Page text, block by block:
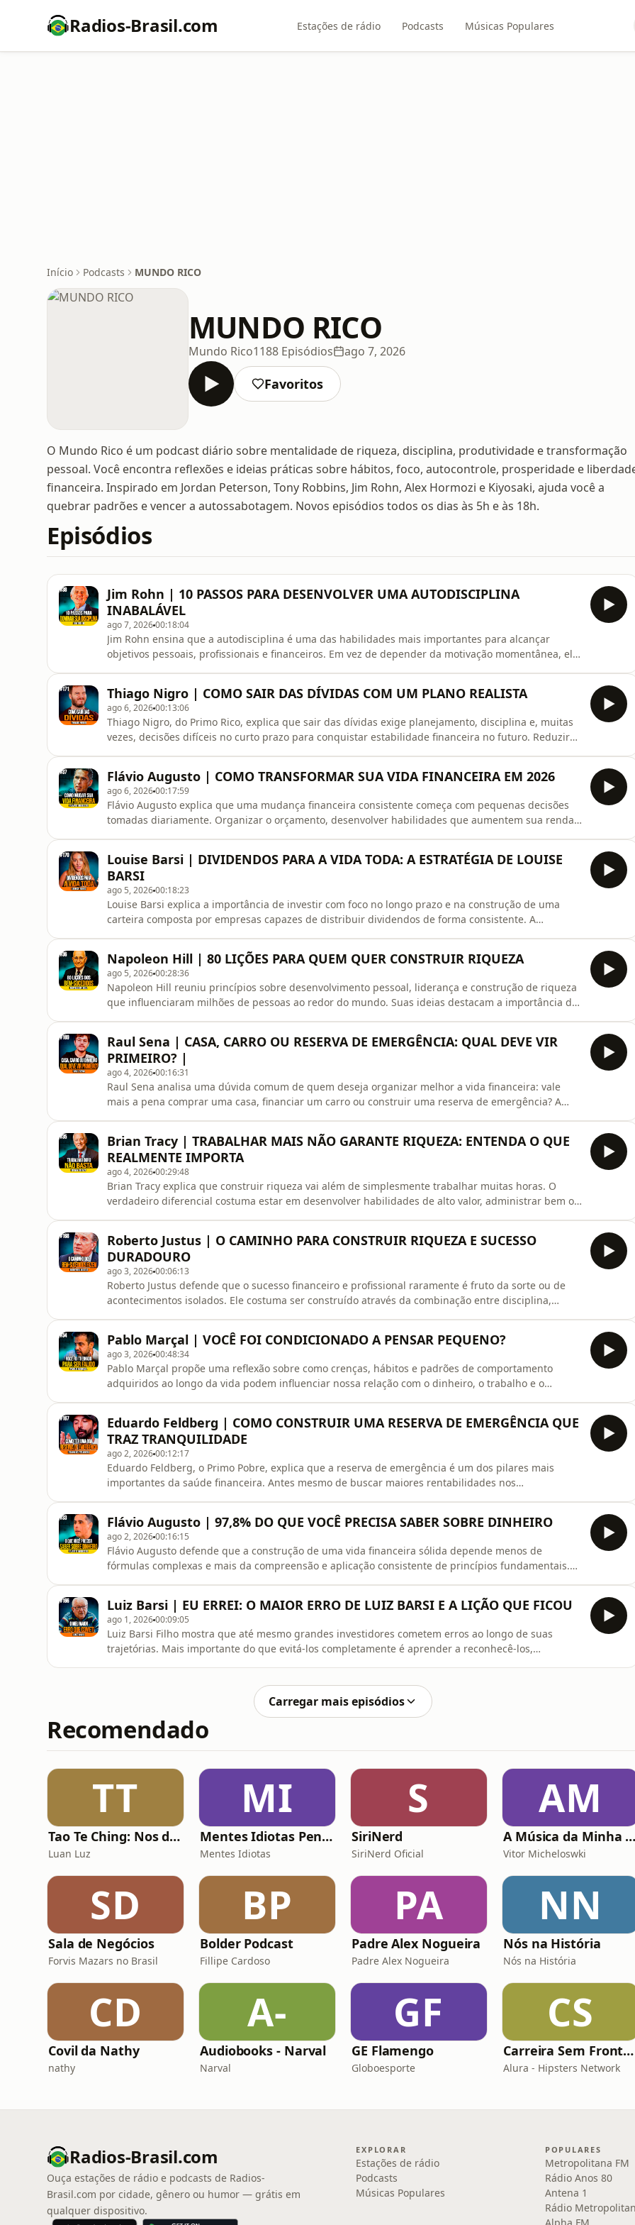
Radios-Brasil.com Estações de rádio Podcasts Músicas Populares
Início Podcasts MUNDO RICO
MUNDO RICO
Mundo Rico1188 Episódios ago 7, 2026
Favoritos
O Mundo Rico é um podcast diário sobre mentalidade de riqueza, disciplina, produtividade e transformação
pessoal. Você encontra reflexões e ideias práticas sobre hábitos, foco, autocontrole, prosperidade e
financeira. Inspirado em Jordan Peterson, Tony Robbins, Jim Rohn, Alex Hormozi e Kiyosaki, ajuda você a
quebrar padrões e vencer a autossabotagem. Novos episódios todos os dias às 5h e às 18h.
Episódios
Jim Rohn | 10 PASSOS PARA DESENVOLVER UMA AUTODISCIPLINA
INABALÁVEL
ago 7, 202600:18:04
Jim Rohn ensina que a autodisciplina é uma das habilidades mais importantes para alcançar
objetivos pessoais, profissionais e financeiros. Em vez de depender da motivação momentânea, ele
difíceis. Neste episódio, você vai conhecer dez princípios que podem ajudar a fortalecer sua
disciplina, melhorar sua
Thiago Nigro | COMO SAIR DAS DÍVIDAS COM UM PLANO REALISTA
ago 6, 202600:13:06
Thiago Nigro, do Primo Rico, explica que sair das dívidas exige planejamento, disciplina e, muitas
vezes, decisões difíceis no curto prazo para conquistar estabilidade financeira no futuro. Reduzir
quais estratég
Flávio Augusto | COMO TRANSFORMAR SUA VIDA FINANCEIRA EM 2026
ago 6, 202600:17:59
Flávio Augusto explica que uma mudança financeira consistente começa com pequenas decisões
tomadas diariamente. Organizar o orçamento, desenvolver habilidades que aumentem sua renda,
significativos ao longo do tempo. Neste episódio, você vai entender por que disciplina, educação
financeira e visão de longo pr
Louise Barsi | DIVIDENDOS PARA A VIDA TODA: A ESTRATÉGIA DE LOUISE
BARSI
ago 5, 202600:18:23
Louise Barsi explica a importância de investir com foco no longo prazo e na construção de uma
carteira composta por empresas capazes de distribuir dividendos de forma consistente. A
renda ao acionista ao longo dos anos, sem depender de especulações de curto prazo. Neste
episódio, você vai entender como fun
Napoleon Hill | 80 LIÇÕES PARA QUEM QUER CONSTRUIR RIQUEZA
ago 5, 202600:28:36
Napoleon Hill reuniu princípios sobre desenvolvimento pessoal, liderança e construção de riqueza
que influenciaram milhões de pessoas ao redor do mundo. Suas ideias destacam a importância de
manter uma atitude voltada para o crescimento. Neste episódio, você vai conhecer algumas das
lições mais marcan
Raul Sena | CASA, CARRO OU RESERVA DE EMERGÊNCIA: QUAL DEVE VIR
PRIMEIRO? |
ago 4, 202600:16:31
Raul Sena analisa uma dúvida comum de quem deseja organizar melhor a vida financeira: vale
mais a pena comprar uma casa, financiar um carro ou construir uma reserva de emergência? A
episódio, você vai entender os prós e contras de cada decisão, além da importância de avaliar
fatores como endividamento, esta
Brian Tracy | TRABALHAR MAIS NÃO GARANTE RIQUEZA: ENTENDA O QUE
REALMENTE IMPORTA
ago 4, 202600:29:48
Brian Tracy explica que construir riqueza vai além de simplesmente trabalhar muitas horas. O
verdadeiro diferencial costuma estar em desenvolver habilidades de alto valor, administrar bem o
investir de forma c
Roberto Justus | O CAMINHO PARA CONSTRUIR RIQUEZA E SUCESSO
DURADOURO
ago 3, 202600:06:13
Roberto Justus defende que o sucesso financeiro e profissional raramente é fruto da sorte ou de
acontecimentos isolados. Ele costuma ser construído através da combinação entre disciplina,
Neste episódio, você vai compreender por que desenvolver competências relevantes, administrar
bem seu tempo e manter
Pablo Marçal | VOCÊ FOI CONDICIONADO A PENSAR PEQUENO?
ago 3, 202600:48:34
Pablo Marçal propõe uma reflexão sobre como crenças, hábitos e padrões de comportamento
adquiridos ao longo da vida podem influenciar nossa relação com o dinheiro, o trabalho e o
habilidades relacionadas à educação financeira, ao pensamento de longo prazo e ao crescimento
pessoal. Neste episódio, você vai
Eduardo Feldberg | COMO CONSTRUIR UMA RESERVA DE EMERGÊNCIA QUE
TRAZ TRANQUILIDADE
ago 2, 202600:12:17
Eduardo Feldberg, o Primo Pobre, explica que a reserva de emergência é um dos pilares mais
importantes da saúde financeira. Antes mesmo de buscar maiores rentabilidades nos
enfrentar imprevistos como despesas médicas, perda de renda ou gastos inesperados. Neste
episódio, você vai entender como definir o tamanho
Flávio Augusto | 97,8% DO QUE VOCÊ PRECISA SABER SOBRE DINHEIRO
ago 2, 202600:16:15
Flávio Augusto defende que a construção de uma vida financeira sólida depende menos de
fórmulas complexas e mais da compreensão e aplicação consistente de princípios fundamentais.
tomar decisões conscientes ao longo do tempo costumam ser fatores decisivos para alcançar
objetivos financeiros importante
Luiz Barsi | EU ERREI: O MAIOR ERRO DE LUIZ BARSI E A LIÇÃO QUE FICOU
ago 1, 202600:09:05
Luiz Barsi Filho mostra que até mesmo grandes investidores cometem erros ao longo de suas
trajetórias. Mais importante do que evitá-los completamente é aprender a reconhecê-los,
Carregar mais episódios
Recomendado
TT
Tao Te Ching: Nos dias de hoje
Luan Luz
MI
Mentes Idiotas Pensam Igual
Mentes Idiotas
S
SiriNerd
SiriNerd Oficial
AM
A Música da Minha Vida
Vitor Micheloswki
SD
Sala de Negócios
Forvis Mazars no Brasil
BP
Bolder Podcast
Fillipe Cardoso
PA
Padre Alex Nogueira
Padre Alex Nogueira
NN
Nós na História
Nós na História
CD
Covil da Nathy
nathy
A-
Audiobooks - Narval
Narval
GF
GE Flamengo
Globoesporte
CS
Carreira Sem Fronteiras
Alura - Hipsters Network
Radios-Brasil.com
Ouça estações de rádio e podcasts de Radios-
Brasil.com por cidade, gênero ou humor — grátis em
qualquer dispositivo.
EXPLORAR
Estações de rádio
Podcasts
Músicas Populares
POPULARES
Metropolitana FM
Rádio Anos 80
Antena 1
Rádio